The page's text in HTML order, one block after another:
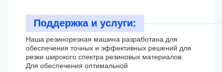
Поддержка и услуги:
Наша резинорезная машина разработана для
обеспечения точных и эффективных решений для
резки широкого спектра резиновых материалов.
Для обеспечения оптимальной